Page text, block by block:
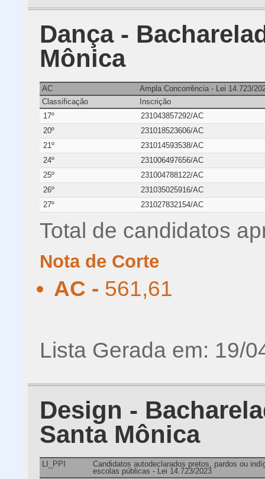
Dança -
Mônica
AC
Ampla Concorrência - Lei 14.723/
Classificação
Inscrição
17º
231043857292/AC
20º
231018523606/AC
21º
231014593538/AC
24º
231006497656/AC
25º
231004788122/AC
26º
231035025916/AC
27º
231027832154/AC
Total de candidatos
Nota de Corte
AC - 561,61
Lista Gerada em: 19/
Design -
Santa Mônica
LI_PPI
Candidatos autodeclarados pretos, pardos ou
escolas públicas - Lei 14.723/2023